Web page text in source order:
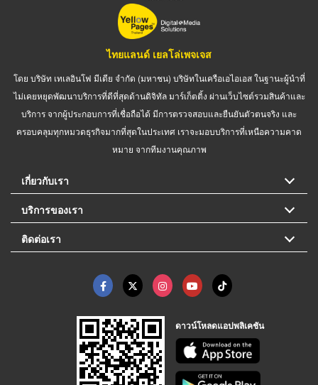
ไทยแลนด์ เยลโล่เพจเจส
โดย บริษัท เทเลอินโฟ มีเดีย จำกัด (มหาชน) บริษัทในเครือเอไอเอส ในฐานะผู้นำที่
ไม่เคยหยุดพัฒนาบริการที่ดีที่สุดด้านดิจิทัล มาร์เก็ตติ้ง ผ่านเว็บไซต์รวมสินค้าและ
บริการ จากผู้ประกอบการที่เชื่อถือได้ มีการตรวจสอบและยืนยันตัวตนจริง และ
ครอบคลุมทุกหมวดธุรกิจมากที่สุดในประเทศ เราจะมอบบริการที่เหนือความคาด
หมาย จากทีมงานคุณภาพ
เกี่ยวกับเรา
บริการของเรา
ติดต่อเรา
ดาวน์โหลดแอปพลิเคชัน